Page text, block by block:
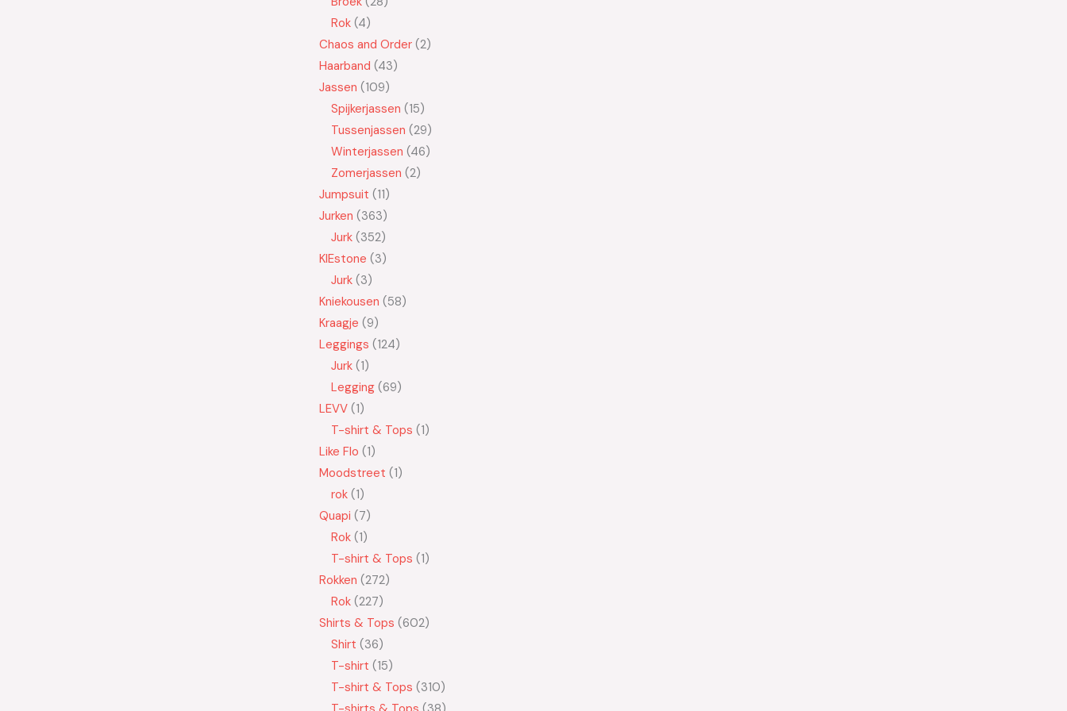
Rok 4
Chaos and Order 2
Haarband 43
Jassen 109
Spijkerjassen 15
Tussenjassen 29
Winterjassen 46
Zomerjassen 2
Jumpsuit 11
Jurken 363
Jurk 352
KIEstone 3
Jurk 3
Kniekousen 58
Kraagje 9
Leggings 124
Jurk 1
Legging 69
LEVV 1
T-shirt & Tops 1
Like Flo 1
Moodstreet 1
rok 1
Quapi 7
Rok 1
T-shirt & Tops 1
Rokken 272
Rok 227
Shirts & Tops 602
Shirt 36
T-shirt 15
T-shirt & Tops 310